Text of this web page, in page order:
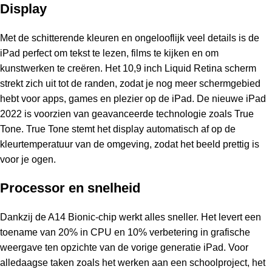
Display
Met de schitterende kleuren en ongelooflijk veel details is de
iPad perfect om tekst te lezen, films te kijken en om
kunstwerken te creëren. Het 10,9 inch Liquid Retina scherm
strekt zich uit tot de randen, zodat je nog meer schermgebied
hebt voor apps, games en plezier op de iPad. De nieuwe iPad
2022 is voorzien van geavanceerde technologie zoals True
Tone. True Tone stemt het display automatisch af op de
kleurtemperatuur van de omgeving, zodat het beeld prettig is
voor je ogen.
Processor en snelheid
Dankzij de A14 Bionic-chip werkt alles sneller. Het levert een
toename van 20% in CPU en 10% verbetering in grafische
weergave ten opzichte van de vorige generatie iPad. Voor
alledaagse taken zoals het werken aan een schoolproject, het